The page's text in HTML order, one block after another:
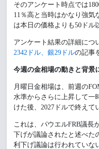
そのアンケート時点では
11％高と当時はかなり強気
は本日の価格よりも50ドル
アンケート結果の詳細につ
2342ドル、銀29ドルの記事
今週の金相場の動きと背景
月曜日金相場は、前週の
水準からさらに上昇して一
けた後、2027ドルで終えて
これは、パウエルFRB議長
下げが議論されたと述べた
利下げ議論は行われていな